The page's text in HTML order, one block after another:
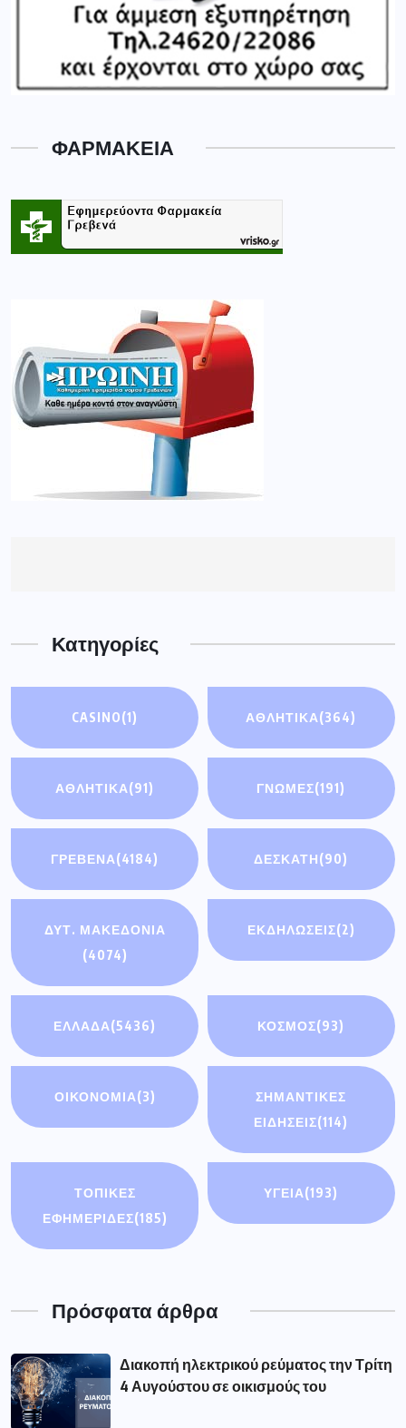
ΦΑΡΜΑΚΕΙΑ
Κατηγορίες
CASINO(1) ΑΘΛΗΤΙΚΑ(364)
ΑΘΛΗΤΙΚΆ(91) ΓΝΩΜΕΣ(191)
ΓΡΕΒΕΝΑ(4184) ΔΕΣΚΑΤΗ(90)
ΔΥΤ. ΜΑΚΕΔΟΝΙΑ
(4074)
ΕΚΔΗΛΩΣΕΙΣ(2)
ΕΛΛΑΔΑ(5436) ΚΟΣΜΟΣ(93)
ΟΙΚΟΝΟΜΊΑ(3)
ΣΗΜΑΝΤΙΚΈΣ
ΕΙΔΉΣΕΙΣ(114)
ΤΟΠΙΚΕΣ
ΕΦΗΜΕΡΙΔΕΣ(185)
ΥΓΕΙΑ(193)
Πρόσφατα άρθρα
Διακοπή ηλεκτρικού ρεύματος την Τρίτη
4 Αυγούστου σε οικισμούς του